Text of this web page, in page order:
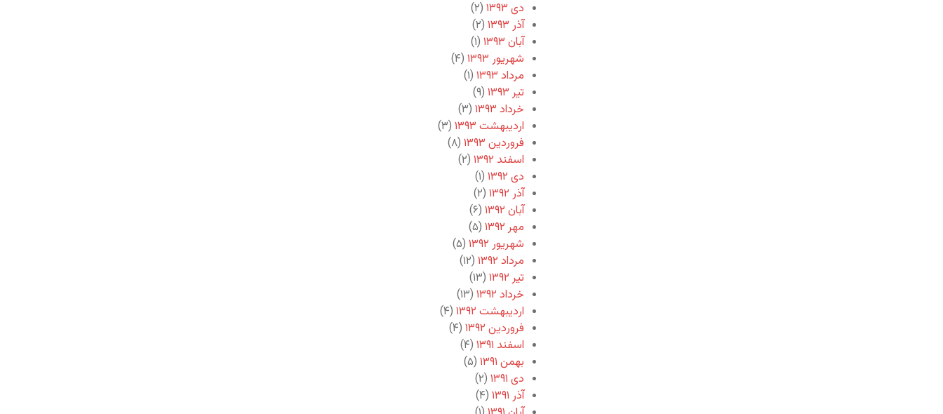
دی ۱۳۹۳
(۲)
آذر ۱۳۹۳
(۲)
آبان ۱۳۹۳
(۱)
شهریور ۱۳۹۳
(۴)
مرداد ۱۳۹۳
(۱)
تیر ۱۳۹۳
(۹)
خرداد ۱۳۹۳
(۳)
اردیبهشت ۱۳۹۳
(۳)
فروردین ۱۳۹۳
(۸)
اسفند ۱۳۹۲
(۲)
دی ۱۳۹۲
(۱)
آذر ۱۳۹۲
(۲)
آبان ۱۳۹۲
(۶)
مهر ۱۳۹۲
(۵)
شهریور ۱۳۹۲
(۵)
مرداد ۱۳۹۲
(۱۲)
تیر ۱۳۹۲
(۱۳)
خرداد ۱۳۹۲
(۱۳)
اردیبهشت ۱۳۹۲
(۴)
فروردین ۱۳۹۲
(۴)
اسفند ۱۳۹۱
(۴)
بهمن ۱۳۹۱
(۵)
دی ۱۳۹۱
(۲)
آذر ۱۳۹۱
(۴)